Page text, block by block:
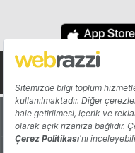
Hakkında